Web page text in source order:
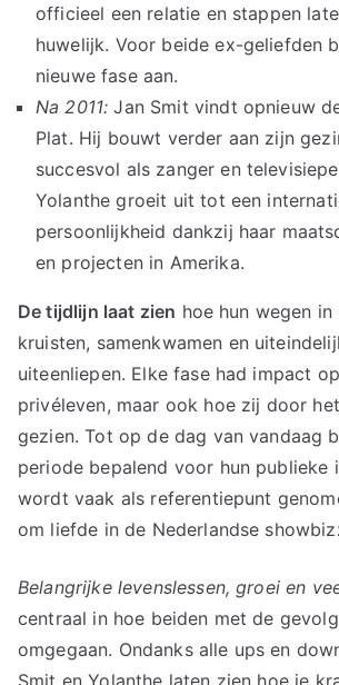
officieel een relatie en stappen
huwelijk. Voor beide ex-geliefden
nieuwe fase aan.
Na 2011: Jan Smit vindt opnieuw
Plat. Hij bouwt verder aan zijn
succesvol als zanger en
Yolanthe groeit uit tot een
persoonlijkheid dankzij haar
en projecten in Amerika.
De tijdlijn laat zien hoe hun wegen
kruisten, samenkwamen en
uiteenliepen. Elke fase had impact
privéleven, maar ook hoe zij door
gezien. Tot op de dag van vandaag
periode bepalend voor hun publieke
wordt vaak als referentiepunt
om liefde in de Nederlandse
Belangrijke levenslessen, groei en
centraal in hoe beiden met de
omgegaan. Ondanks alle ups en
Smit en Yolanthe laten zien hoe je